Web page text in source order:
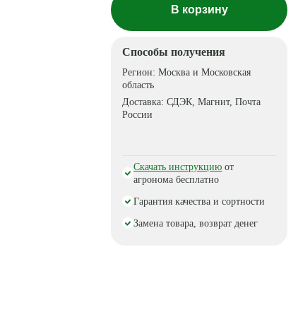
В корзину
Способы получения
Регион:Москва и Московская
область
Доставка:СДЭК, Магнит, Почта
России
Скачать инструкцию от
агронома бесплатно
Гарантия качества и сортности
Замена товара, возврат денег